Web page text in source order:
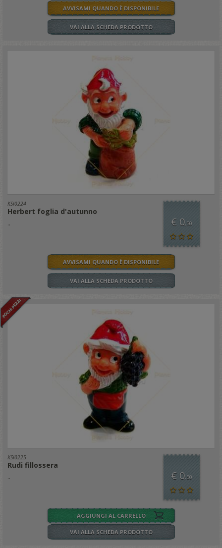
AVVISAMI QUANDO È DISPONIBILE
VAI ALLA SCHEDA PRODOTTO
KSI0224
Herbert foglia d'autunno
.. € 0,50
AVVISAMI QUANDO È DISPONIBILE
VAI ALLA SCHEDA PRODOTTO
KSI0225
Rudi fillossera
.. € 0,50
AGGIUNGI AL CARRELLO
VAI ALLA SCHEDA PRODOTTO